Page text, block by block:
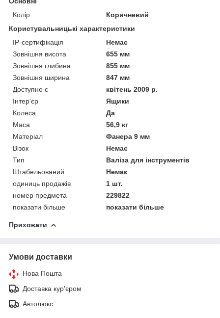
Колір
Коричневий
Користувальницькі характеристики
IP-сертифікація
Немає
Зовнішня висота
655 мм
Зовнішня глибина
855 мм
Зовнішня ширина
847 мм
Доступно с
квітень 2009 р.
Інтер'єр
Ящики
Колеса
Да
Маса
56,9 кг
Матеріал
Фанера 9 мм
Візок
Немає
Тип
Валіза для інструментів
Штабельований
Немає
одиниць продажів
1 шт.
номер предмета
229822
показати більше
показати більше
Приховати
Умови доставки
Нова Пошта
Доставка кур'єром
Автолюкс